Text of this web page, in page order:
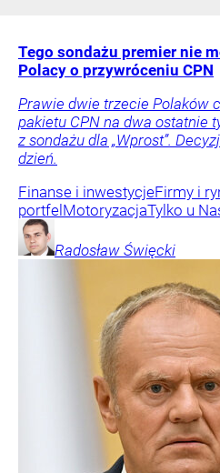
Tego sondażu premier nie
Polacy o przywróceniu CPN
Prawie dwie trzecie Polaków
pakietu CPN na dwa ostatnie
z sondażu dla „Wprost”.
dzień.
Finanse i inwestycjeFirmy i
portfel MotoryzacjaTylko u
Radosław Święcki